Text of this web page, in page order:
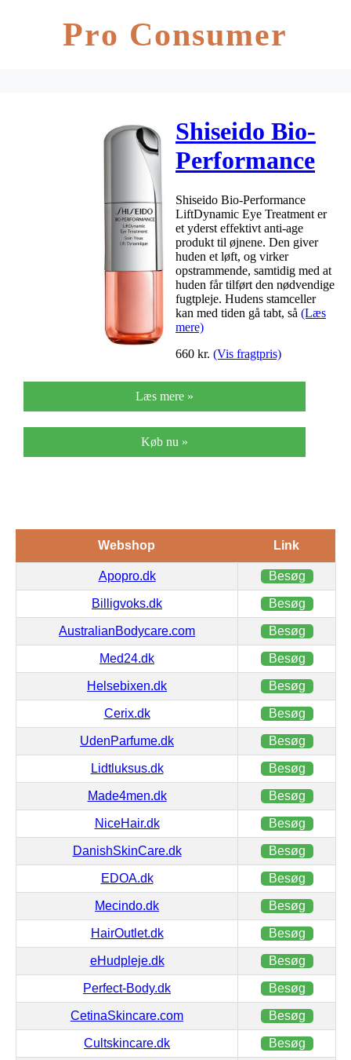
Pro Consumer
Shiseido Bio-
Performance
LiftDynamic
Eye Treatment
15 ml
Shiseido Bio-Performance
LiftDynamic Eye Treatment er
et yderst effektivt anti-age
produkt til øjnene. Den giver
huden et løft, og virker
opstrammende, samtidig med at
huden får tilført den nødvendige
fugtpleje. Hudens stamceller
kan med tiden gå tabt, så (Læs
mere)
660 kr. (Vis fragtpris)
Læs mere »
Køb nu »
Webshop Link
Apopro.dk Besøg
Billigvoks.dk Besøg
AustralianBodycare.com Besøg
Med24.dk Besøg
Helsebixen.dk Besøg
Cerix.dk Besøg
UdenParfume.dk Besøg
Lidtluksus.dk Besøg
Made4men.dk Besøg
NiceHair.dk Besøg
DanishSkinCare.dk Besøg
EDOA.dk Besøg
Mecindo.dk Besøg
HairOutlet.dk Besøg
eHudpleje.dk Besøg
Perfect-Body.dk Besøg
CetinaSkincare.com Besøg
Cultskincare.dk Besøg